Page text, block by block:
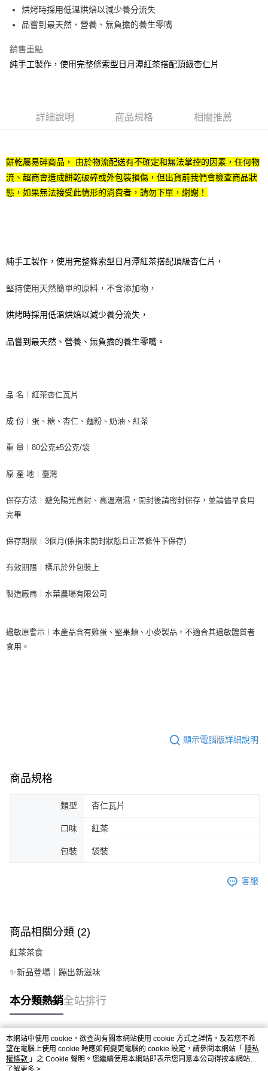
Google Pay
運送方式
付款後全家取貨
7-11取貨付款
每筆NT$70，滿NT$1,000(含以上)免運費
付款後7-11取貨
烘烤時採用低溫烘焙以減少養分流失
品嘗到最天然、營養、無負擔的養生零嘴
銷售重點
純手工製作，使用完整條索型日月潭紅茶搭配頂級杏仁片
詳細說明 商品規格 相關推薦
餅乾屬易碎商品， 由於物流配送有不確定和無法掌控的因素，任何物
流、超商會造成餅乾破碎或外包裝損傷，但出貨前我們會檢查商品狀
態，如果無法接受此情形的消費者，請勿下單，謝謝！
純手工製作，使用完整條索型日月潭紅茶搭配頂級杏仁片，
堅持使用天然簡單的原料 ，不含添加物，
烘烤時採用低溫烘焙以減少養分流失，
品嘗到最天然、營養、無負擔的養生零嘴。
品 名︱紅茶杏仁瓦片
成 份︱蛋、糖、杏仁、麵粉、奶油、紅茶
重 量︱80公克±5公克/袋
原 產 地︱臺灣
保存方法︱避免陽光直射、高溫潮濕，開封後請密封保存，並請儘早食用
完畢
保存期限︱3個月(係指未開封狀態且正常條件下保存)
有效期限︱標示於外包裝上
製造廠商︱水葉農場有限公司
過敏原警示︱本產品含有雞蛋、堅果類、小麥製品，不適合其過敏體質者
食用。
顯示電腦版詳細說明
商品規格
類型 杏仁瓦片
口味 紅茶
包裝 袋裝
客服
商品相關分類 (2)
紅茶茶食
✨新品登場｜蹦出新滋味
本分類熱銷全站排行
熱門標籤
本網站中使用 cookie，欲查詢有關本網站使用 cookie 方式之詳情，及若您不希
望在電腦上使用 cookie 時應如何變更電腦的 cookie 設定，請參閱本網站「 隱私
權條款 」之 Cookie 聲明。您繼續使用本網站即表示您同意本公司得按本網站使
用條款之 Cookie 聲明使用 cookie。
了解更多 >